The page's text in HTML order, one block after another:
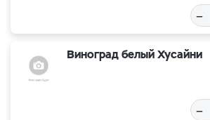
–
Виноград белый Хусайни
–